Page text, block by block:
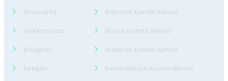
Anasayfa
Hakkımızda
Bölgeler
İletişim
Baymak Kombi Servisi
Bosch Kombi Servisi
Buderus Kombi Servisi
Demirdöküm Kombi Servisi